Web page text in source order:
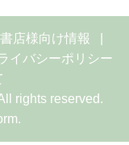
書店様向け情報
イバシーポリシー
rights reserved.
.